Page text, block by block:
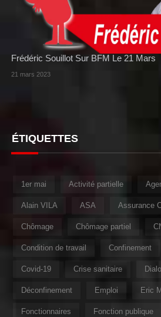
Frédéric Souillot Sur BFM Le 21 Mars
21 mars 2023
ÉTIQUETTES
1er mai Activité partielle
Alain VILA ASA Assurance
Chômage Chômage partiel
Condition de travail Confinement
Covid-19 Crise sanitaire
Déconfinement Emploi Eric
Fonctionnaires Fonction publique